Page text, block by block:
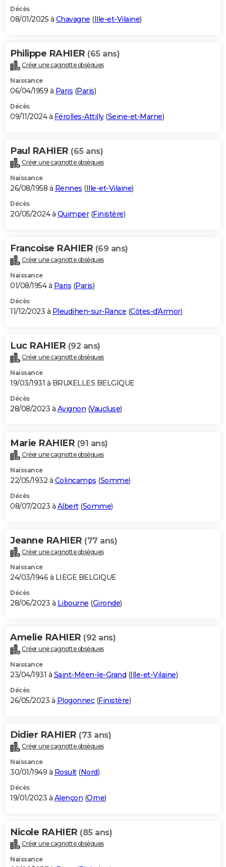
Décès
08/01/2025 à Chavagne (Ille-et-Vilaine)
Philippe RAHIER (65 ans)
Créer une cagnotte obsèques
Naissance
06/04/1959 à Paris (Paris)
Décès
09/11/2024 à Férolles-Attilly(Seine-et-Marne)
Paul RAHIER (65 ans)
Créer une cagnotte obsèques
Naissance
26/08/1958 à Rennes (Ille-et-Vilaine)
Décès
20/05/2024 à Quimper(Finistère)
Francoise RAHIER (69 ans)
Créer une cagnotte obsèques
Naissance
01/08/1954 à Paris (Paris)
Décès
11/12/2023 à Pleudihen-sur-Rance (Côtes-d'Armor)
Luc RAHIER (92 ans)
Créer une cagnotte obsèques
Naissance
19/03/1931 à BRUXELLES BELGIQUE
Décès
28/08/2023 à Avignon (Vaucluse)
Marie RAHIER (91 ans)
Créer une cagnotte obsèques
Naissance
22/05/1932 à Colincamps (Somme)
Décès
08/07/2023 à Albert(Somme)
Jeanne RAHIER (77 ans)
Créer une cagnotte obsèques
Naissance
24/03/1946 à LIEGE BELGIQUE
Décès
28/06/2023 à Libourne (Gironde)
Amelie RAHIER (92 ans)
Créer une cagnotte obsèques
Naissance
23/04/1931 à Saint-Méen-le-Grand (Ille-et-Vilaine)
Décès
26/05/2023 à Plogonnec(Finistère)
Didier RAHIER (73 ans)
Créer une cagnotte obsèques
Naissance
30/01/1949 à Rosult(Nord)
Décès
19/01/2023 à Alençon (Orne)
Nicole RAHIER (85 ans)
Créer une cagnotte obsèques
Naissance